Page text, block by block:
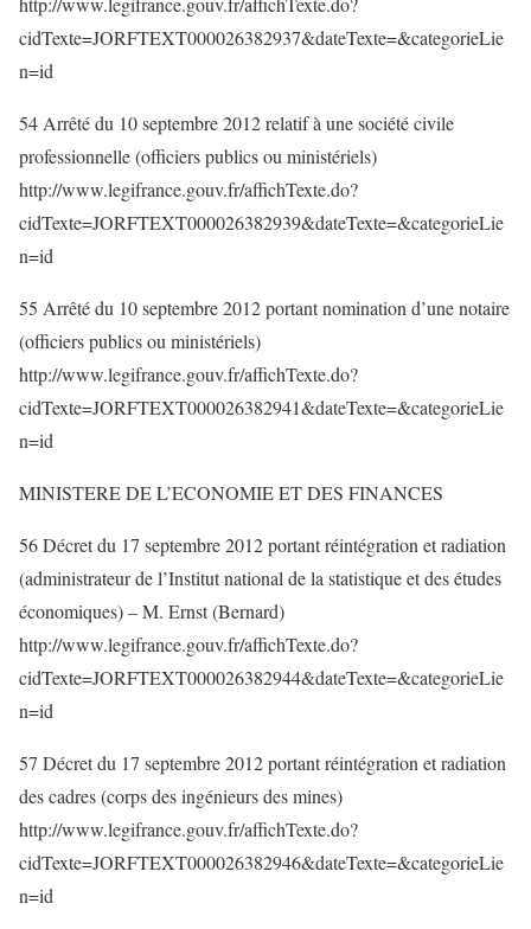
cidTexte=JORFTEXT000026382937&dateTexte=&categorieLie
n=id
54 Arrêté du 10 septembre 2012 relatif à une société civile
professionnelle (officiers publics ou ministériels)
http://www.legifrance.gouv.fr/affichTexte.do?
cidTexte=JORFTEXT000026382939&dateTexte=&categorieLie
n=id
55 Arrêté du 10 septembre 2012 portant nomination d’une notaire
(officiers publics ou ministériels)
http://www.legifrance.gouv.fr/affichTexte.do?
cidTexte=JORFTEXT000026382941&dateTexte=&categorieLie
n=id
MINISTERE DE L’ECONOMIE ET DES FINANCES
56 Décret du 17 septembre 2012 portant réintégration et radiation
(administrateur de l’Institut national de la statistique et des études
économiques) – M. Ernst (Bernard)
http://www.legifrance.gouv.fr/affichTexte.do?
cidTexte=JORFTEXT000026382944&dateTexte=&categorieLie
n=id
57 Décret du 17 septembre 2012 portant réintégration et radiation
des cadres (corps des ingénieurs des mines)
http://www.legifrance.gouv.fr/affichTexte.do?
cidTexte=JORFTEXT000026382946&dateTexte=&categorieLie
n=id